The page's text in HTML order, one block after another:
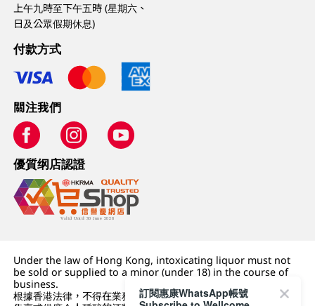
上午九時至下午五時 (星期六、
日及公眾假期休息)
付款方式
關注我們
優質纲店認證
Under the law of Hong Kong, intoxicating liquor must not
be sold or supplied to a minor (under 18) in the course of
business.
根據香港法律，不得在業務過程中，向未成年人 (18 歲以下人士)
訂閱惠康WhatsApp帳號